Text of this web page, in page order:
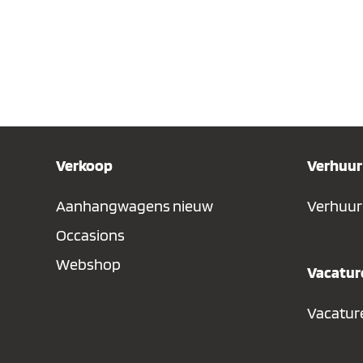
Verkoop
Aanhangwagens nieuw
Occasions
Webshop
Verhuur
Verhuur